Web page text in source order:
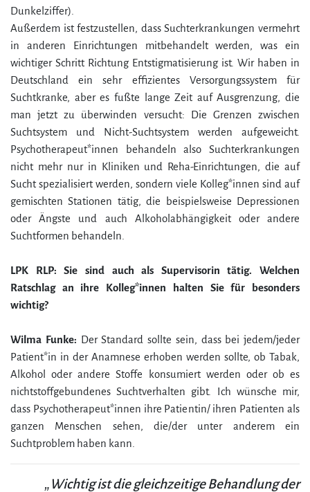
Dunkelziffer).
Außerdem ist festzustellen, dass Suchterkrankungen vermehrt
in anderen Einrichtungen mitbehandelt werden, was ein
wichtiger Schritt Richtung Entstigmatisierung ist. Wir haben in
Deutschland ein sehr effizientes Versorgungssystem für
Suchtkranke, aber es fußte lange Zeit auf Ausgrenzung, die
man jetzt zu überwinden versucht: Die Grenzen zwischen
Suchtsystem und Nicht-Suchtsystem werden aufgeweicht.
Psychotherapeut*innen behandeln also Suchterkrankungen
nicht mehr nur in Kliniken und Reha-Einrichtungen, die auf
Sucht spezialisiert werden, sondern viele Kolleg*innen sind auf
gemischten Stationen tätig, die beispielsweise Depressionen
oder Ängste und auch Alkoholabhängigkeit oder andere
Suchtformen behandeln.
LPK RLP: Sie sind auch als Supervisorin tätig. Welchen
Ratschlag an ihre Kolleg*innen halten Sie für besonders
wichtig?
Wilma Funke: Der Standard sollte sein, dass bei jedem/jeder
Patient*in in der Anamnese erhoben werden sollte, ob Tabak,
Alkohol oder andere Stoffe konsumiert werden oder ob es
nichtstoffgebundenes Suchtverhalten gibt. Ich wünsche mir,
dass Psychotherapeut*innen ihre Patientin/ ihren Patienten als
ganzen Menschen sehen, die/der unter anderem ein
Suchtproblem haben kann.
„Wichtig ist die gleichzeitige Behandlung der